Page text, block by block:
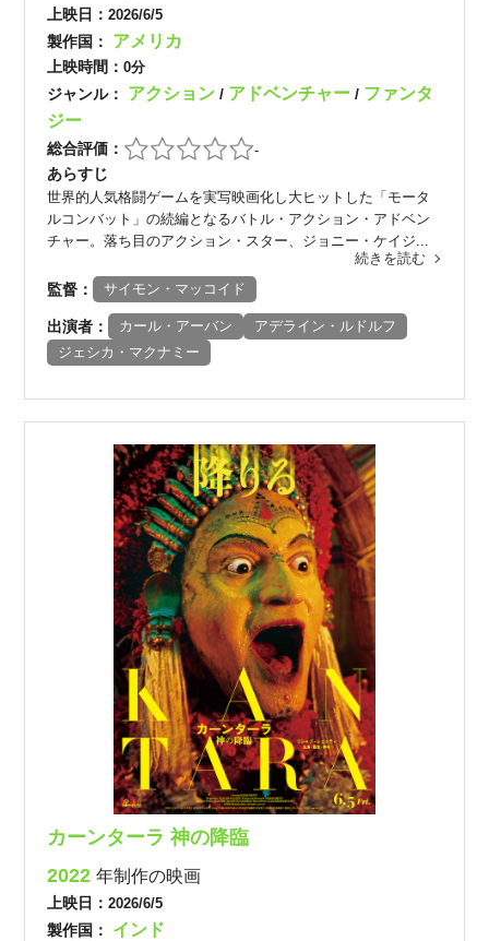
上映日：2026/6/5
製作国： アメリカ
上映時間：0分
ジャンル： アクション/ アドベンチャー/ ファンタ
ジー
総合評価： -
あらすじ
世界的人気格闘ゲームを実写映画化し大ヒットした「モータ
ルコンバット」の続編となるバトル・アクション・アドベン
チャー。落ち目のアクション・スター、ジョニー・ケイジ...
続きを読む
監督： サイモン・マッコイド
出演者： カール・アーバン
アデライン・ルドルフ
ジェシカ・マクナミー
カーンターラ 神の降臨
2022年制作の映画
上映日：2026/6/5
製作国： インド